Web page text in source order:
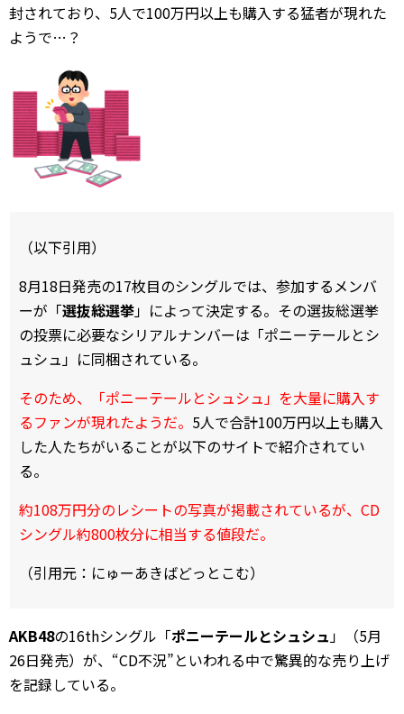
封されており、5人で100万円以上も購入する猛者が現れた
ようで…？
（以下引用）
8月18日発売の17枚目のシングルでは、参加するメンバ
ーが「選抜総選挙」によって決定する。その選抜総選挙
の投票に必要なシリアルナンバーは「ポニーテールとシ
ュシュ」に同梱されている。
そのため、「ポニーテールとシュシュ」を大量に購入す
るファンが現れたようだ。 5人で合計100万円以上も購入
した人たちがいることが以下のサイトで紹介されてい
る。
約108万円分のレシートの写真が掲載されているが、CD
シングル約800枚分に相当する値段だ。
（引用元：にゅーあきばどっとこむ）
AKB48の16thシングル「ポニーテールとシュシュ」（5月
26日発売）が、“CD不況”といわれる中で驚異的な売り上げ
を記録している。